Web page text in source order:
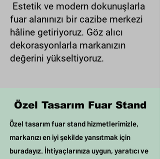
Estetik ve modern dokunuşlarla
fuar alanınızı bir cazibe merkezi
hâline getiriyoruz. Göz alıcı
dekorasyonlarla markanızın
değerini yükseltiyoruz.
Özel Tasarım Fuar Stand
Özel tasarım fuar stand hizmetlerimizle,
markanızı en iyi şekilde yansıtmak için
buradayız. İhtiyaçlarınıza uygun, yaratıcı ve